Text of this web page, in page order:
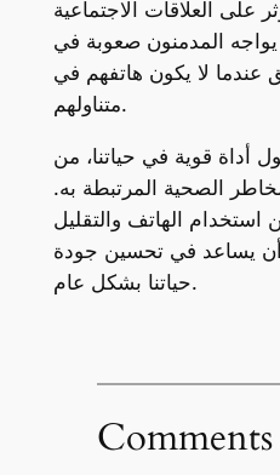
على العلاقات الاجتماعية
المدمنون صعوبة في
عندما لا يكون هاتفهم في
متناولهم.
أداة قوية في حياتنا، من
الصحية المرتبطة به.
الهاتف والتقليل
أن يساعد في تحسين جودة
حياتنا بشكل عام.
Comments